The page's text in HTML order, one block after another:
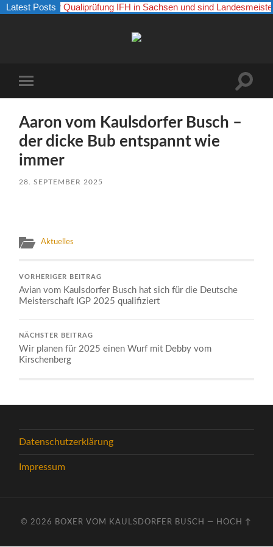
Latest Posts
29.03.26 zur Qualiprüfung IFH in Sachsen und sind
Menü
Aaron vom Kaulsdorfer Busch –
der dicke Bub entspannt wie
immer
28. SEPTEMBER 2025
Aktuelles
VORHERIGER BEITRAG
Avian vom Kaulsdorfer Busch hat sich für die Deutsche
Meisterschaft IGP 2025 qualifiziert
NÄCHSTER BEITRAG
Wir planen für 2025 einen Wurf mit Debby vom
Kirschenberg
Datenschutzerklärung
Impressum
© 2026 BOXER VOM KAULSDORFER BUSCH — HOCH ↑